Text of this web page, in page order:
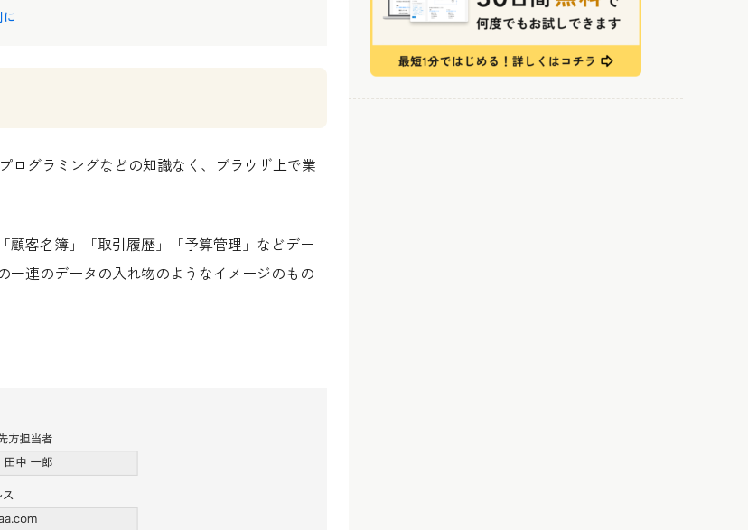
ログラミングなどの知識なく、ブラウザ上で業
客名簿」「取引履歴」「予算管理」などデー
一連のデータの入れ物のようなイメージのもの
どんなデータ活用もkintoneにお任せ！連携サービ